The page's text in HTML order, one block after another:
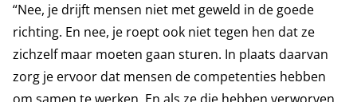
“Nee, je drijft mensen niet met geweld in de goede
richting. En nee, je roept ook niet tegen hen dat ze
zichzelf maar moeten gaan sturen. In plaats daarvan
zorg je ervoor dat mensen de competenties hebben